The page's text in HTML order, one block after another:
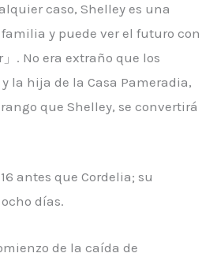
caso, Shelley es una
y puede ver el futuro con
. No era extraño que los
la hija de la Casa Pameradia,
que Shelley, se convertirá
antes que Cordelia; su
días.
de la caída de